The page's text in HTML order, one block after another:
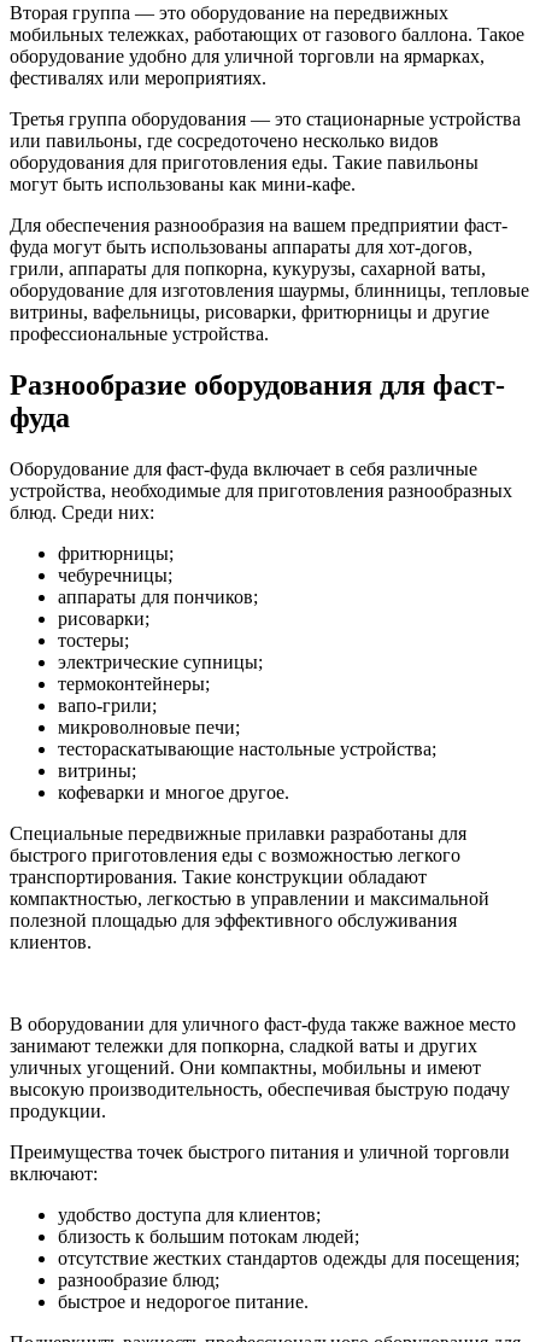
Вторая группа — это оборудование на передвижных
мобильных тележках, работающих от газового баллона. Такое
оборудование удобно для уличной торговли на ярмарках,
фестивалях или мероприятиях.
Третья группа оборудования — это стационарные устройства
или павильоны, где сосредоточено несколько видов
оборудования для приготовления еды. Такие павильоны
могут быть использованы как мини-кафе.
Для обеспечения разнообразия на вашем предприятии фаст-
фуда могут быть использованы аппараты для хот-догов,
грили, аппараты для попкорна, кукурузы, сахарной ваты,
оборудование для изготовления шаурмы, блинницы, тепловые
витрины, вафельницы, рисоварки, фритюрницы и другие
профессиональные устройства.
Разнообразие оборудования для фаст-
фуда
Оборудование для фаст-фуда включает в себя различные
устройства, необходимые для приготовления разнообразных
блюд. Среди них:
фритюрницы;
чебуречницы;
аппараты для пончиков;
рисоварки;
тостеры;
электрические супницы;
термоконтейнеры;
вапо-грили;
микроволновые печи;
тестораскатывающие настольные устройства;
витрины;
кофеварки и многое другое.
Специальные передвижные прилавки разработаны для
быстрого приготовления еды с возможностью легкого
транспортирования. Такие конструкции обладают
компактностью, легкостью в управлении и максимальной
полезной площадью для эффективного обслуживания
клиентов.
В оборудовании для уличного фаст-фуда также важное место
занимают тележки для попкорна, сладкой ваты и других
уличных угощений. Они компактны, мобильны и имеют
высокую производительность, обеспечивая быструю подачу
продукции.
Преимущества точек быстрого питания и уличной торговли
включают:
удобство доступа для клиентов;
близость к большим потокам людей;
отсутствие жестких стандартов одежды для посещения;
разнообразие блюд;
быстрое и недорогое питание.